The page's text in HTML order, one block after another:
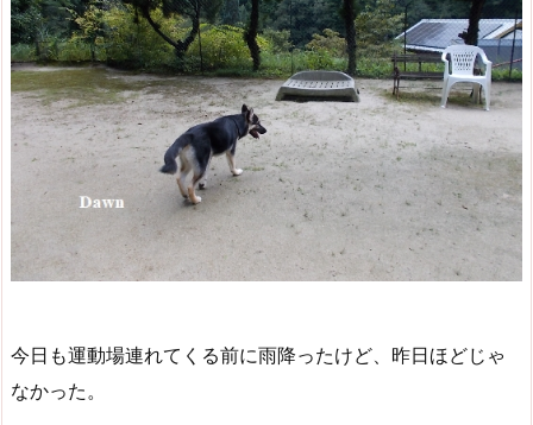
今日も運動場連れてくる前に雨降ったけど、昨日ほどじゃ
なかった。